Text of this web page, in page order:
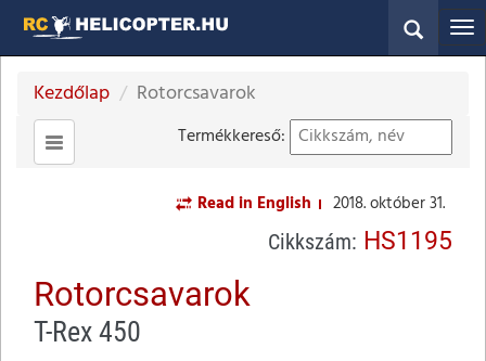
Kezdőlap Rotorcsavarok
Termékkereső:
Read in English 2018. október 31.
Cikkszám: HS1195
Rotorcsavarok
T-Rex 450